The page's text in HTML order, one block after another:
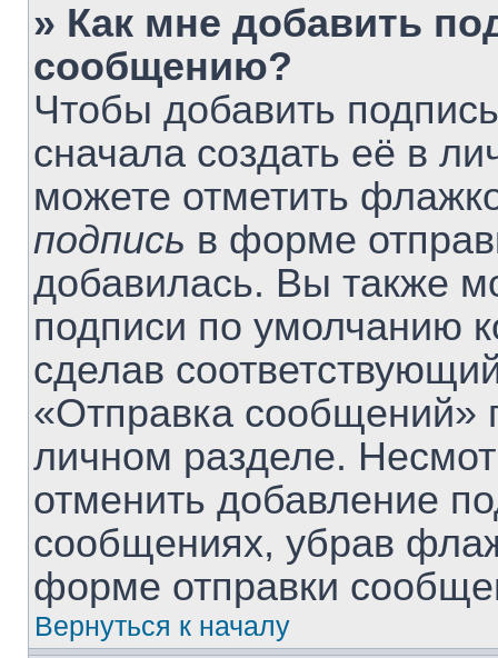
» Как мне добавить
сообщению?
Чтобы добавить
сначала создать её в
можете отметить
подпись в форме
добавилась. Вы также
подписи по умолчанию
сделав
«Отправка сообщений»
личном разделе.
отменить добавление
сообщениях, убрав
форме отправки
Вернуться к началу